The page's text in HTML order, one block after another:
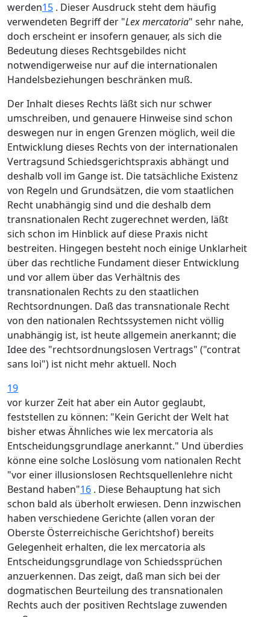
werden15 . Dieser Ausdruck steht dem häufig
verwendeten Begriff der "Lex mercatoria" sehr nahe,
doch erscheint er insofern genauer, als sich die
Bedeutung dieses Rechtsgebildes nicht
notwendigerweise nur auf die internationalen
Handelsbeziehungen beschränken muß.
Der Inhalt dieses Rechts läßt sich nur schwer
umschreiben, und genauere Hinweise sind schon
deswegen nur in engen Grenzen möglich, weil die
Entwicklung dieses Rechts von der internationalen
Vertragsund Schiedsgerichtspraxis abhängt und
deshalb voll im Gange ist. Die tatsächliche Existenz
von Regeln und Grundsätzen, die vom staatlichen
Recht unabhängig sind und die deshalb dem
transnationalen Recht zugerechnet werden, läßt
sich schon im Hinblick auf diese Praxis nicht
bestreiten. Hingegen besteht noch einige Unklarheit
über das rechtliche Fundament dieser Entwicklung
und vor allem über das Verhältnis des
transnationalen Rechts zu den staatlichen
Rechtsordnungen. Daß das transnationale Recht
von den nationalen Rechtssystemen nicht völlig
unabhängig ist, ist heute allgemein anerkannt; die
Idee des "rechtsordnungslosen Vertrags" ("contrat
sans loi") ist nicht mehr aktuell. Noch
19
vor kurzer Zeit hat aber ein Autor geglaubt,
feststellen zu können: "Kein Gericht der Welt hat
bisher etwas Ähnliches wie lex mercatoria als
Entscheidungsgrundlage anerkannt." Und überdies
könne eine solche Loslösung vom nationalen Recht
"vor einer illusionslosen Rechtsquellenlehre nicht
Bestand haben"16 . Diese Behauptung hat sich
schon bald als überholt erwiesen. Denn inzwischen
haben verschiedene Gerichte (allen voran der
Oberste Österreichische Gerichtshof) bereits
Gelegenheit erhalten, die lex mercatoria als
Entscheidungsgrundlage von Schiedssprüchen
anzuerkennen. Das zeigt, daß man sich bei der
dogmatischen Beurteilung des transnationalen
Rechts auch der positiven Rechtslage zuwenden